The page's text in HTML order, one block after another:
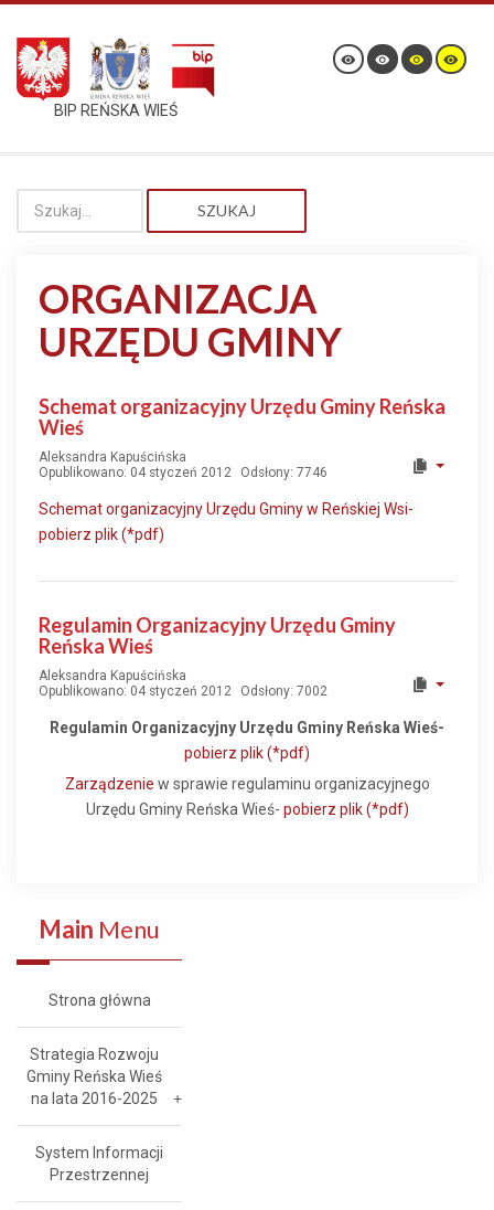
BIP REŃSKA WIEŚ
SZUKAJ
ORGANIZACJA
URZĘDU GMINY
Schemat organizacyjny Urzędu Gminy Reńska
Wieś
Aleksandra Kapuścińska
Opublikowano: 04 styczeń 2012
Odsłony: 7746
Schemat organizacyjny Urzędu Gminy w Reńskiej Wsi-
pobierz plik (*pdf)
Regulamin Organizacyjny Urzędu Gminy
Reńska Wieś
Aleksandra Kapuścińska
Opublikowano: 04 styczeń 2012
Odsłony: 7002
Regulamin Organizacyjny Urzędu Gminy Reńska Wieś-
pobierz plik (*pdf)
Zarządzenie w sprawie regulaminu organizacyjnego
Urzędu Gminy Reńska Wieś- pobierz plik (*pdf)
Main Menu
Strona główna
Strategia Rozwoju
Gminy Reńska Wieś
na lata 2016-2025
System Informacji
Przestrzennej